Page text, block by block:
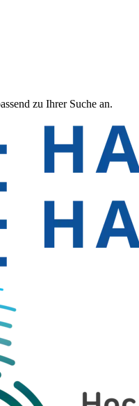
zu Ihrer Suche an.